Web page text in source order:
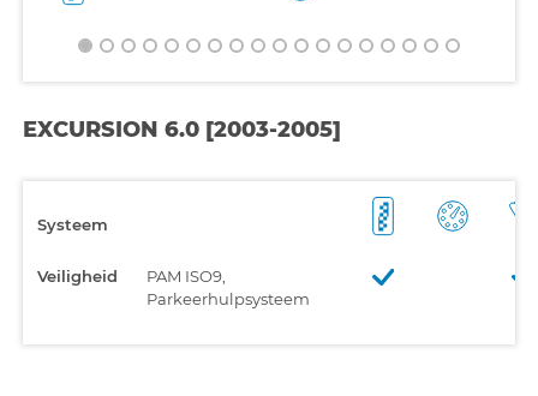
EXCURSION 6.0 [2003-2005]
Systeem
Veiligheid
PAM ISO9,
Parkeerhulpsysteem